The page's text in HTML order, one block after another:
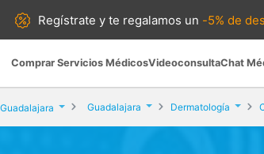
Regístrate yte regalamos un -5% de
Comprar Servicios MédicosVideoconsultaChat
Guadalajara Guadalajara Dermatología